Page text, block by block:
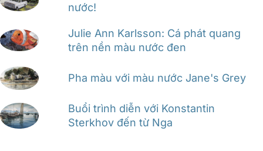
nước!
Julie Ann Karlsson: Cá phát quang
trên nền màu nước đen
Pha màu với màu nước Jane's Grey
Buổi trình diễn với Konstantin
Sterkhov đến từ Nga